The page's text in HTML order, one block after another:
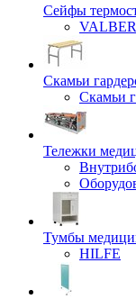
Сейфы
Скамьи
Скамьи
Тележки
Тумбы
HILFE